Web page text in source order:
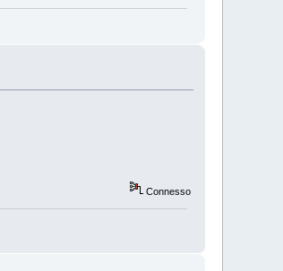
Connesso